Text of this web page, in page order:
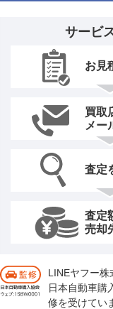
サービ
お見
買取
メー
査定
査定
売却
LINEヤフー株
日本自動車購
修を受けてい